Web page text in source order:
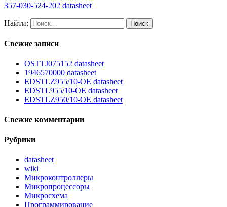
357-030-524-202 datasheet
Найти:
Свежие записи
OSTTJ075152 datasheet
1946570000 datasheet
EDSTLZ955/10-OE datasheet
EDSTL955/10-OE datasheet
EDSTLZ950/10-OE datasheet
Свежие комментарии
Рубрики
datasheet
wiki
Микроконтроллеры
Микропроцессоры
Микросхема
Программирование